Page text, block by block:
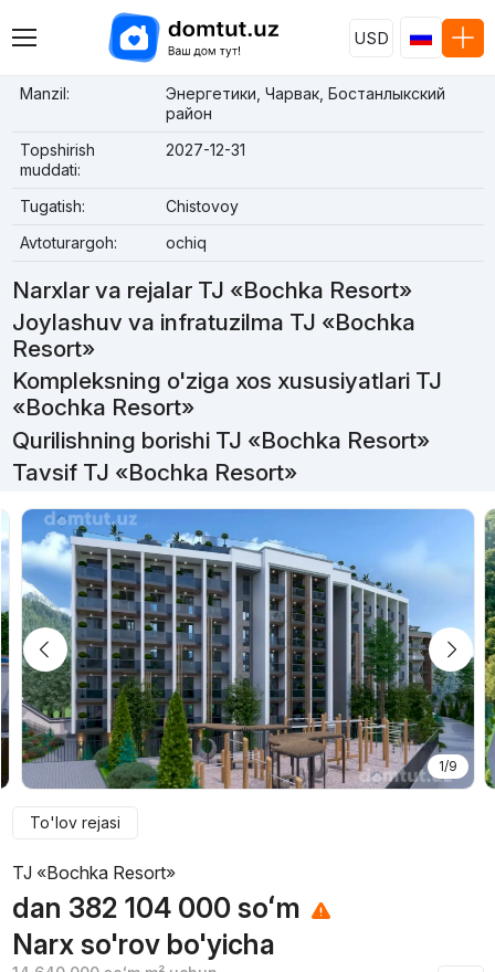
USD
Manzil:
Энергетики, Чарвак, Бостанлыкский
район
Topshirish
muddati:
2027-12-31
Tugatish:
Chistovoy
Avtoturargoh:
ochiq
Narxlar va rejalar TJ «Bochka Resort»
Joylashuv va infratuzilma TJ «Bochka
Resort»
Kompleksning o'ziga xos xususiyatlari TJ
«Bochka Resort»
Qurilishning borishi TJ «Bochka Resort»
Tavsif TJ «Bochka Resort»
1/9
To'lov rejasi
TJ «Bochka Resort»
dan 382 104 000 soʻm
Narx so'rov bo'yicha